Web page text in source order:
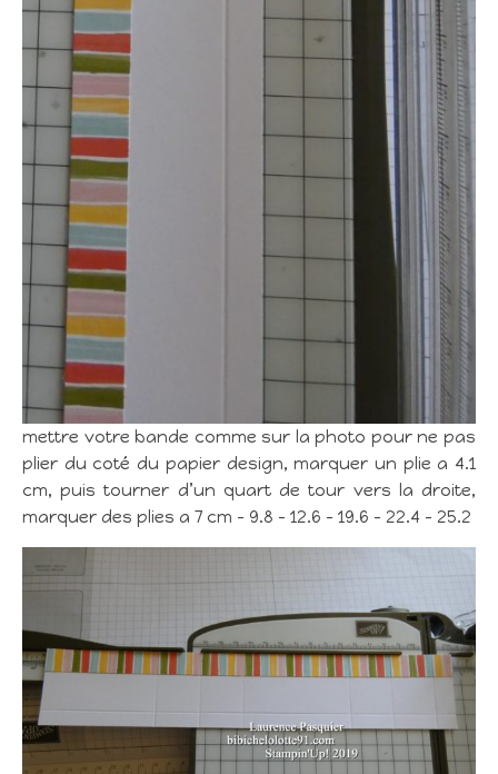
mettre votre bande comme sur la photo pour ne pas
plier du coté du papier design, marquer un plie a 4.1
cm, puis tourner d’un quart de tour vers la droite,
marquer des plies a 7 cm – 9.8 – 12.6 – 19.6 – 22.4 – 25.2